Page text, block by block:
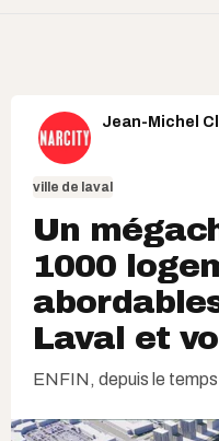
Jean-Michel
ville de laval
Un
1000
Laval et
ENFIN, depuis le temps